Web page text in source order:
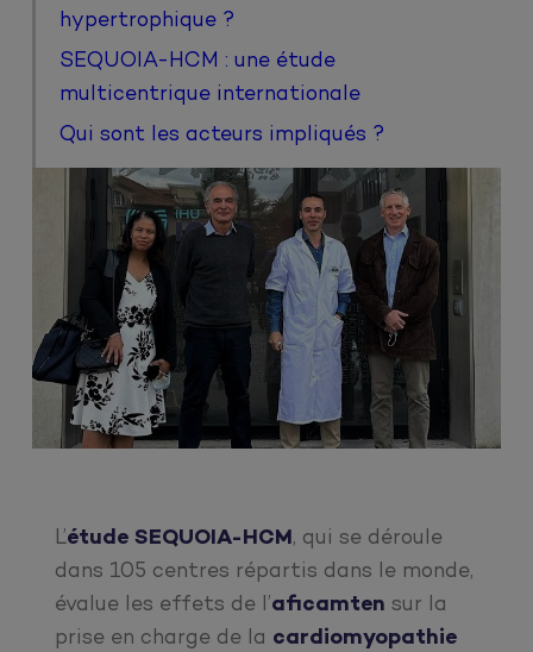
hypertrophique ?
SEQUOIA-HCM : une étude
multicentrique internationale
Qui sont les acteurs impliqués ?
L’étude SEQUOIA-HCM, qui se déroule
dans 105 centres répartis dans le monde,
évalue les effets de l’aficamten sur la
prise en charge de la cardiomyopathie